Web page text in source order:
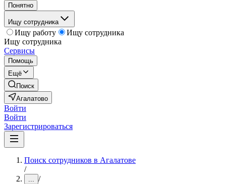
Понятно
Ищу сотрудника
Ищу работу
Ищу сотрудника
Ищу сотрудника
Сервисы
Помощь
Ещё
Поиск
Агалатово
Войти
Войти
Зарегистрироваться
Поиск сотрудников в Агалатове
/
... /